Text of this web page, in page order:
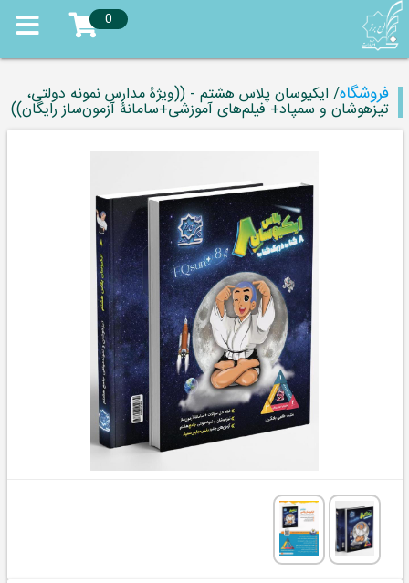
0
فروشگاه/ ایکیوسان پلاس هشتم - ((ویژۀ مدارس نمونه دولتی،
تیزهوشان و سمپاد+ فیلم‌های آموزشی+سامانۀ آزمون‌ساز رایگان))